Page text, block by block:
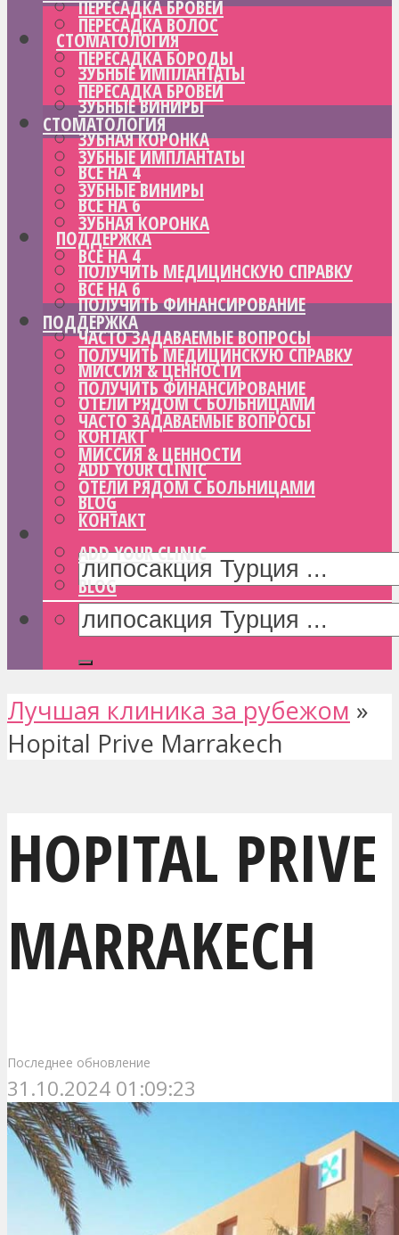
ПЕРЕСАДКА БРОВЕЙ
СТОМАТОЛОГИЯ
ЗУБНЫЕ ИМПЛАНТАТЫ
ЗУБНЫЕ ВИНИРЫ
ЗУБНАЯ КОРОНКА
ВСЕ НА 4
ВСЕ НА 6
ПОДДЕРЖКА
ПОЛУЧИТЬ МЕДИЦИНСКУЮ СПРАВКУ
ПОЛУЧИТЬ ФИНАНСИРОВАНИЕ
ЧАСТО ЗАДАВАЕМЫЕ ВОПРОСЫ
МИССИЯ & ЦЕННОСТИ
ОТЕЛИ РЯДОМ С БОЛЬНИЦАМИ
КОНТАКТ
ADD YOUR CLINIC
BLOG
ПЕРЕСАДКА ВОЛОС
ПЕРЕСАДКА БОРОДЫ
ПЕРЕСАДКА БРОВЕЙ
СТОМАТОЛОГИЯ
ЗУБНЫЕ ИМПЛАНТАТЫ
ЗУБНЫЕ ВИНИРЫ
ЗУБНАЯ КОРОНКА
ВСЕ НА 4
ВСЕ НА 6
ПОДДЕРЖКА
ПОЛУЧИТЬ МЕДИЦИНСКУЮ СПРАВКУ
ПОЛУЧИТЬ ФИНАНСИРОВАНИЕ
ЧАСТО ЗАДАВАЕМЫЕ ВОПРОСЫ
МИССИЯ & ЦЕННОСТИ
ОТЕЛИ РЯДОМ С БОЛЬНИЦАМИ
КОНТАКТ
ADD YOUR CLINIC
BLOG
Лучшая клиника за рубежом »
Hopital Prive Marrakech
HOPITAL PRIVE
MARRAKECH
Последнее обновление
31.10.2024 01:09:23